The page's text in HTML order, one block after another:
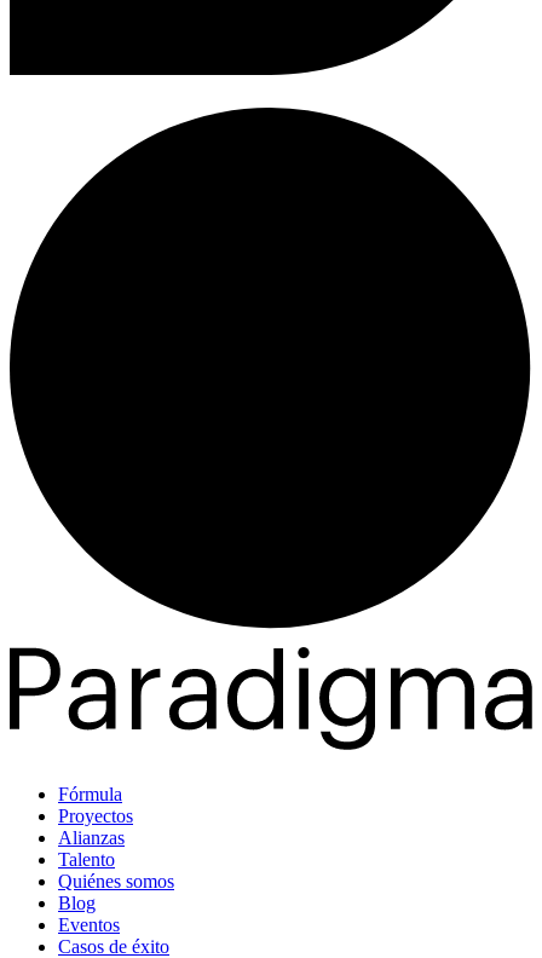
Fórmula
Proyectos
Alianzas
Talento
Quiénes somos
Blog
Eventos
Casos de éxito